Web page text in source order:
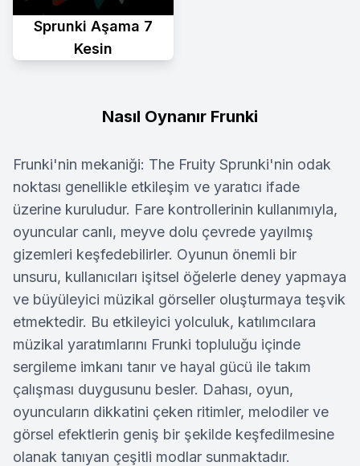
Sprunki Aşama 7
Kesin
Nasıl Oynanır Frunki
Frunki'nin mekaniği: The Fruity Sprunki'nin odak
noktası genellikle etkileşim ve yaratıcı ifade
üzerine kuruludur. Fare kontrollerinin kullanımıyla,
oyuncular canlı, meyve dolu çevrede yayılmış
gizemleri keşfedebilirler. Oyunun önemli bir
unsuru, kullanıcıları işitsel öğelerle deney yapmaya
ve büyüleyici müzikal görseller oluşturmaya teşvik
etmektedir. Bu etkileyici yolculuk, katılımcılara
müzikal yaratımlarını Frunki topluluğu içinde
sergileme imkanı tanır ve hayal gücü ile takım
çalışması duygusunu besler. Dahası, oyun,
oyuncuların dikkatini çeken ritimler, melodiler ve
görsel efektlerin geniş bir şekilde keşfedilmesine
olanak tanıyan çeşitli modlar sunmaktadır.